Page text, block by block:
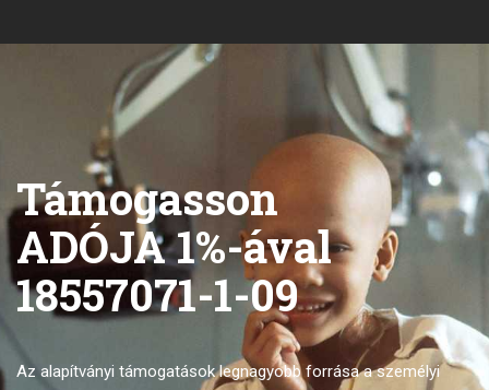
Támogasson
ADÓJA 1%-ával
18557071-1-09
Az alapítványi támogatások legnagyobb forrásaa személyi